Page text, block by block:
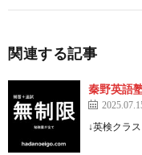
関連する記事
秦野英語
↓英検クラ